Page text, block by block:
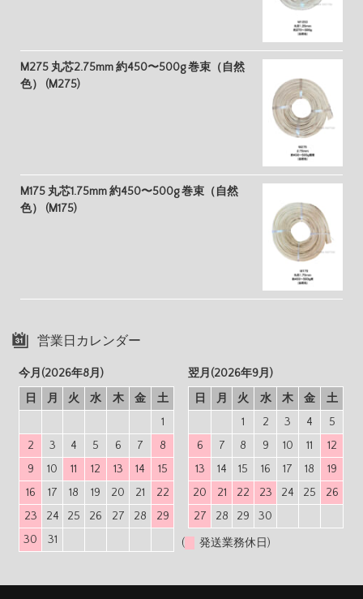
M275 丸芯2.75mm 約450〜500g 巻束（自然
色） (M275)
M175 丸芯1.75mm 約450〜500g 巻束（自然
色） (M175)
営業日カレンダー
今月(2026年8月)
日
月 火 水 木 金
土
1
2
3 4 5 6 7
8
9
10 11 12 13 14
15
16
17 18 19 20 21
22
23
24 25 26 27 28
29
30
31
翌月(2026年9月)
日
月 火 水 木 金
土
1
2 3 4
5
6
7 8 9 10 11
12
13
14 15 16 17 18
19
20
21 22 23 24 25
26
27
28 29 30
( 発送業務休日)